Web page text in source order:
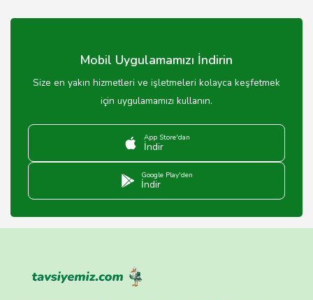
ve kaliteli hizmet sunmaktadır.
Mobil Uygulamamızı İndirin
Size en yakın hizmetleri ve işletmeleri kolayca keşfetmek
için uygulamamızı kullanın.
App Store'dan
İndir
Google Play'den
İndir